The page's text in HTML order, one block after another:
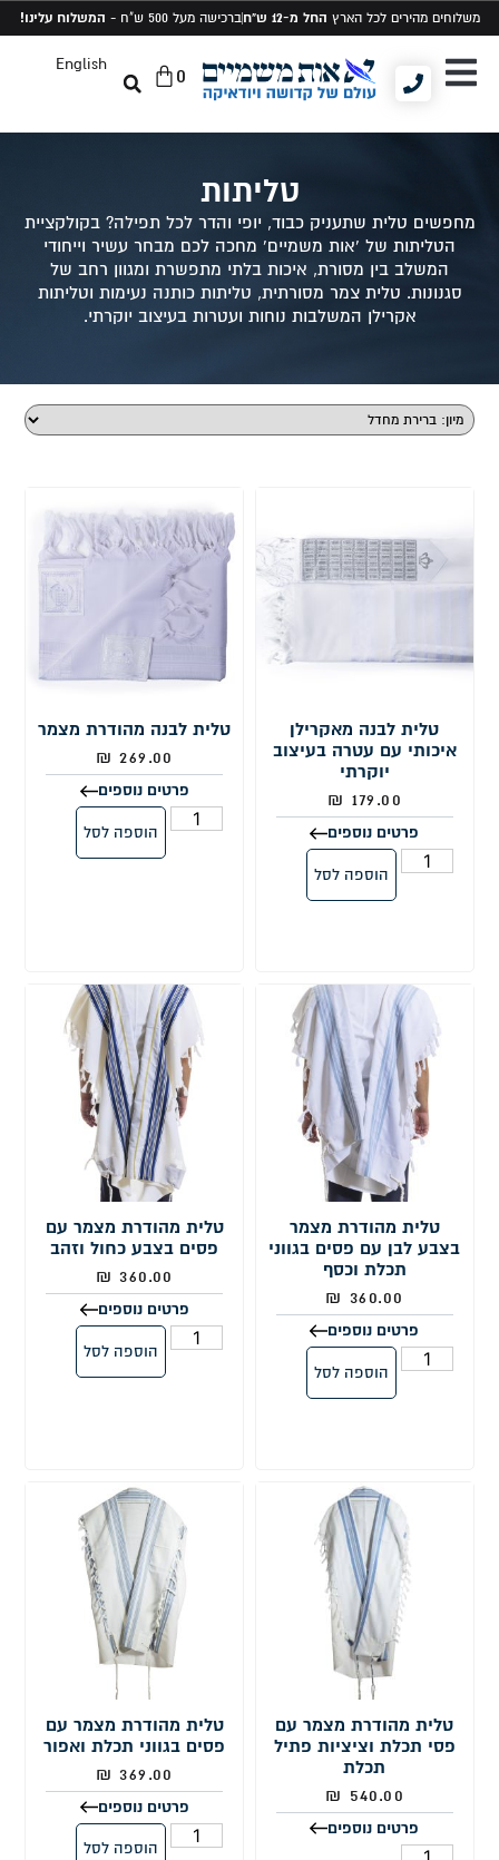
משלוחים מהירים לכל הארץ החל מ-12 ש"ח ברכישה מעל 500 ש"ח - המשלוח עלינו!
English 0
טליתות
מחפשים טלית שתעניק כבוד, יופי והדר לכל תפילה? בקולקציית
הטליתות של 'אות משמיים' מחכה לכם מבחר עשיר וייחודי
המשלב בין מסורת, איכות בלתי מתפשרת ומגוון רחב של
סגנונות. טלית צמר מסורתית, טליתות כותנה נעימות וטליתות
אקרילן המשלבות נוחות ועטרות בעיצוב יוקרתי.
טלית לבנה מאקרילן
איכותי עם עטרה בעיצוב
יוקרתי
179.00
₪
פרטים נוספים
הוספה לסל
טלית לבנה מהודרת מצמר
269.00
₪
פרטים נוספים
הוספה לסל
טלית מהודרת מצמר
בצבע לבן עם פסים בגווני
תכלת וכסף
360.00
₪
פרטים נוספים
הוספה לסל
טלית מהודרת מצמר עם
פסים בצבע כחול וזהב
360.00
₪
פרטים נוספים
הוספה לסל
טלית מהודרת מצמר עם
פסי תכלת וציציות פתיל
תכלת
540.00
₪
פרטים נוספים
טלית מהודרת מצמר עם
פסים בגווני תכלת ואפור
369.00
₪
פרטים נוספים
הוספה לסל